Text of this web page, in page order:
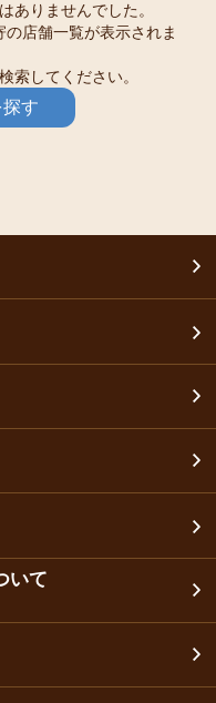
ありませんでした。
店舗一覧が表示されま
索してください。
す
いて